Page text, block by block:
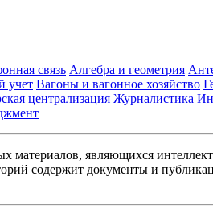
связь Алгебра и геометрия
учет Вагоны и вагонное хозяйство
централизация Журналистика
являющихся
содержит документы и